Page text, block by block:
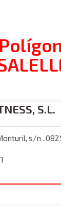
S.L.
s/n .